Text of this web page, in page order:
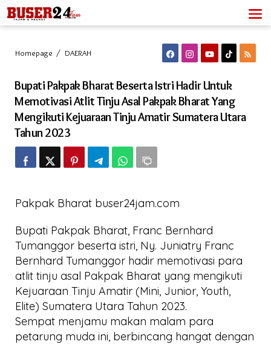
Lewati
ke
konten
Homepage / DAERAH
Beserta
Istri
Hadir
Untuk
Tinju
Asal
Mengikuti
Tinju
Amatir
Sumatera
Utara
Tahun
2023
Bupati Pakpak Bharat Beserta Istri Hadir Untuk
Memotivasi Atlit Tinju Asal Pakpak Bharat Yang
Mengikuti Kejuaraan Tinju Amatir Sumatera Utara
Tahun 2023
Pakpak Bharat buser24jam.com
Bupati Pakpak Bharat, Franc Bernhard
Tumanggor beserta istri, Ny. Juniatry Franc
Bernhard Tumanggor hadir memotivasi para
atlit tinju asal Pakpak Bharat yang mengikuti
Kejuaraan Tinju Amatir (Mini, Junior, Youth,
Elite) Sumatera Utara Tahun 2023.
Sempat menjamu makan malam para
petarung muda ini, berbincang hangat dengan